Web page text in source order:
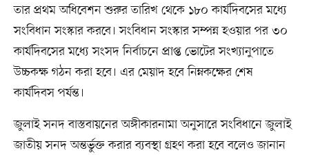
তার প্রথম অধিবেশন শুরুর তারিখ থেকে ১৮০ কার্যদিবসের মধ্যে
সংবিধান সংস্কার করবে। সংবিধান সংস্কার সম্পন্ন হওয়ার পর ৩০
কার্যদিবসের মধ্যে সংসদ নির্বাচনে প্রাপ্ত ভোটের সংখ্যানুপাতে
উচ্চকক্ষ গঠন করা হবে। এর মেয়াদ হবে নিম্নকক্ষের শেষ
কার্যদিবস পর্যন্ত।
জুলাই সনদ বাস্তবায়নের অঙ্গীকারনামা অনুসারে সংবিধানে জুলাই
জাতীয় সনদ অন্তর্ভুক্ত করার ব্যবস্থা গ্রহণ করা হবে বলেও জানান